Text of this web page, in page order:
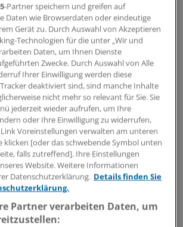
besteht aber eine
von benötigten
der Anzahl der Patienten auf der
im Eurotransplantraum 1.158
Herz, es haben jedoch lediglich 600
erhalten.
mit einem "High urgency"-Status,
Status der Warteliste, liegt die
zurzeit bei mehreren
müssen die Patienten auf der
zum Teil hoch dosierter
verbringen.
-Partner speichern und greifen auf
Daten wie Browserdaten oder eindeutige
Gerät zu. Durch Auswahl von Akzeptieren
Technologien für die unter „Wir und
Daten, um Ihnen Dienste
Zwecke. Durch Auswahl von Alle
Ihrer Einwilligung werden diese
deaktiviert sind, sind manche Inhalte
nicht mehr so relevant für Sie. Sie
jederzeit wieder aufrufen, um Ihre
oder Ihre Einwilligung zu widerrufen,
Voreinstellungen verwalten am unteren
klicken [oder das schwebende Symbol unten
falls zutreffend]. Ihre Einstellungen
Website. Weitere Informationen
Datenschutzerklärung. Details finden Sie
Partner verarbeiten Daten, um